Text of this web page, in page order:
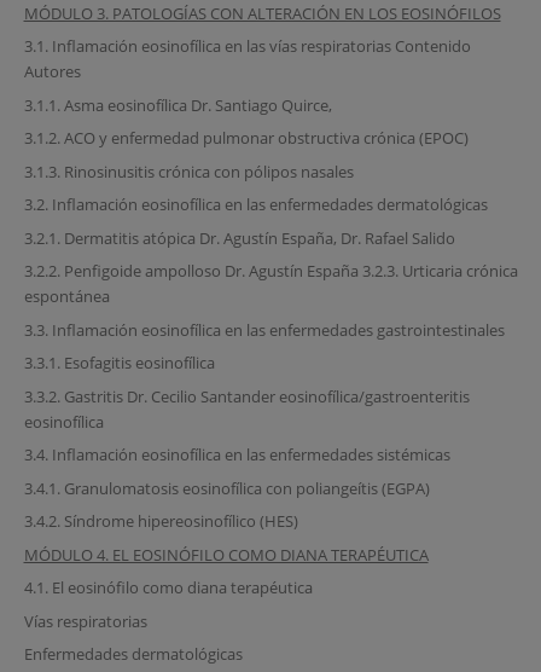
MÓDULO 3. PATOLOGÍAS CON ALTERACIÓN EN LOS EOSINÓFILOS
3.1. Inflamación eosinofílica en las vías respiratorias Contenido
Autores
3.1.1. Asma eosinofílica Dr. Santiago Quirce,
3.1.2. ACO y enfermedad pulmonar obstructiva crónica (EPOC)
3.1.3. Rinosinusitis crónica con pólipos nasales
3.2. Inflamación eosinofílica en las enfermedades dermatológicas
3.2.1. Dermatitis atópica Dr. Agustín España, Dr. Rafael Salido
3.2.2. Penfigoide ampolloso Dr. Agustín España 3.2.3. Urticaria crónica
espontánea
3.3. Inflamación eosinofílica en las enfermedades gastrointestinales
3.3.1. Esofagitis eosinofílica
3.3.2. Gastritis Dr. Cecilio Santander eosinofílica/gastroenteritis
eosinofílica
3.4. Inflamación eosinofílica en las enfermedades sistémicas
3.4.1. Granulomatosis eosinofílica con poliangeítis (EGPA)
3.4.2. Síndrome hipereosinofílico (HES)
MÓDULO 4. EL EOSINÓFILO COMO DIANA TERAPÉUTICA
4.1. El eosinófilo como diana terapéutica
Vías respiratorias
Enfermedades dermatológicas